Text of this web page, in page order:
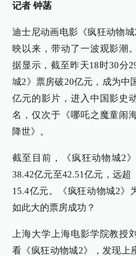
记者 钟菡
迪士尼动画电影《疯狂动物
映以来，带动了一波观影潮
据显示，截至昨天18时30分
城2》票房破20亿元，成为中
亿元的影片，进入中国影史
名，仅次于《哪吒之魔童闹
降世》。
截至目前，《疯狂动物城2
38.42亿元至42.51亿元，远超
15.4亿元。《疯狂动物城2》
如此大的票房成功？
上海大学上海电影学院教授
看《疯狂动物城2》，发现上